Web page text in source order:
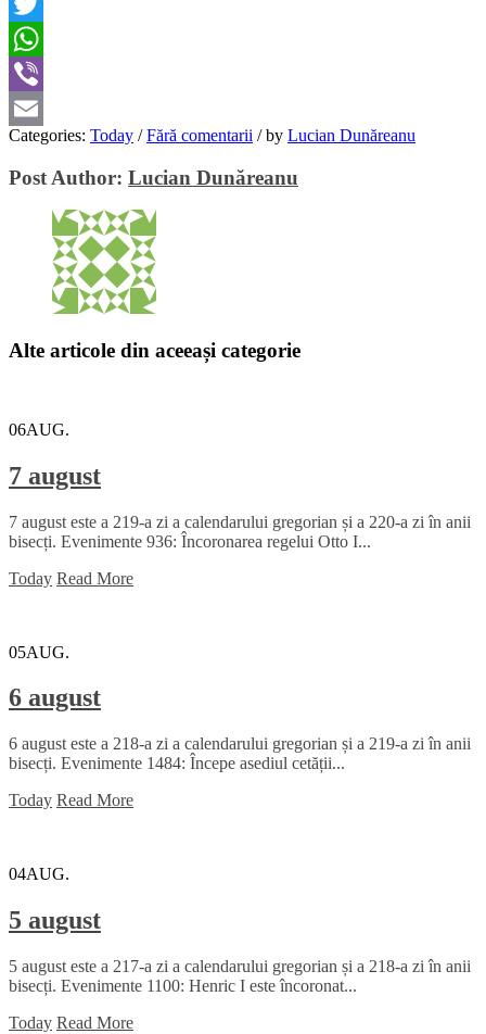
Twitter
WhatsApp
Viber
Email
Categories: Today / Fără comentarii /by Lucian Dunăreanu
Post Author: Lucian Dunăreanu
Alte articole din aceeași categorie
06AUG.
7 august
7 august este a 219-a zi a calendarului gregorian și a 220-a zi în anii
bisecți. Evenimente 936: Încoronarea regelui Otto I...
Today Read More
05AUG.
6 august
6 august este a 218-a zi a calendarului gregorian și a 219-a zi în anii
bisecți. Evenimente 1484: Începe asediul cetății...
Today Read More
04AUG.
5 august
5 august este a 217-a zi a calendarului gregorian și a 218-a zi în anii
bisecți. Evenimente 1100: Henric I este încoronat...
Today Read More